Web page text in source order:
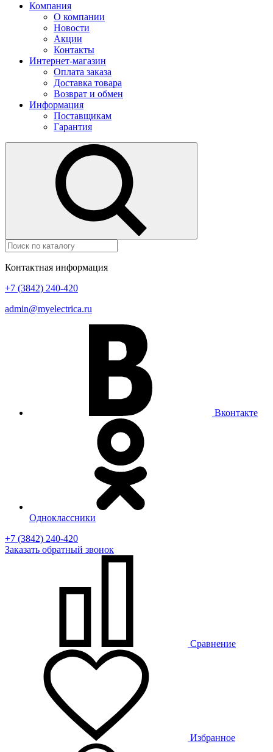
Компания
О компании
Новости
Акции
Контакты
Интернет-магазин
Оплата заказа
Доставка товара
Возврат и обмен
Информация
Поставщикам
Гарантия
Контактная информация
+7 (3842) 240-420
admin@myelectrica.ru
Вконтакте
Одноклассники
+7 (3842) 240-420
Заказать обратный звонок
Сравнение
Избранное